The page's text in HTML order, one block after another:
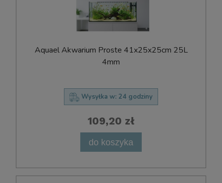
Aquael Akwarium Proste 41x25x25cm 25L
4mm
Wysyłka w: 24 godziny
109,20 zł
do koszyka